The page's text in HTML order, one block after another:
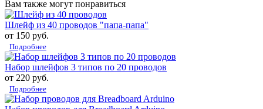
Вам также могут понравиться
Шлейф из 40 проводов "папа-папа"
от 150 руб.
Подробнее
Набор шлейфов 3 типов по 20 проводов
от 220 руб.
Подробнее